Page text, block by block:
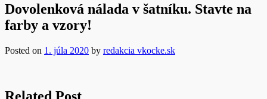
Dovolenková nálada v šatníku. Stavte na
farby a vzory!
Posted on 1. júla 2020 by redakcia vkocke.sk
Related Post